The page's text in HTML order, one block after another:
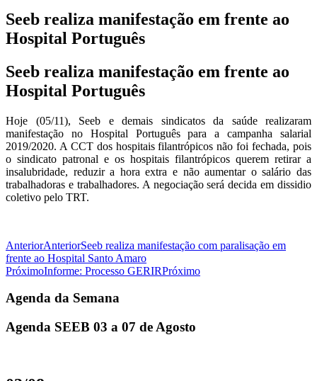
Seeb realiza manifestação em frente ao
Hospital Português
Seeb realiza manifestação em frente ao
Hospital Português
Hoje (05/11), Seeb e demais sindicatos da saúde realizaram
manifestação no Hospital Português para a campanha salarial
2019/2020. A CCT dos hospitais filantrópicos não foi fechada, pois
o sindicato patronal e os hospitais filantrópicos querem retirar a
insalubridade, reduzir a hora extra e não aumentar o salário das
trabalhadoras e trabalhadores. A negociação será decida em dissidio
coletivo pelo TRT.
AnteriorAnteriorSeeb realiza manifestação com paralisação em
frente ao Hospital Santo Amaro
PróximoInforme: Processo GERIRPróximo
Agenda da Semana
Agenda SEEB 03 a 07 de Agosto